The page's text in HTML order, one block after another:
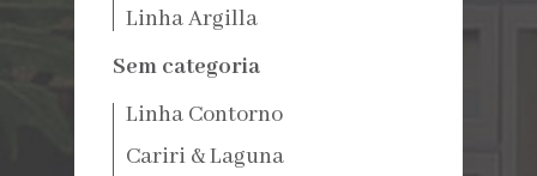
Linha Argilla
Sem categoria
Linha Contorno
Cariri & Laguna